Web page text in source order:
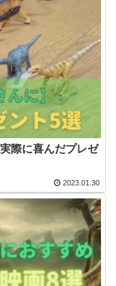
際に喜んだプレゼ
2023.01.30